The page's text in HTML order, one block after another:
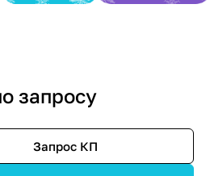
запросу
Запрос КП